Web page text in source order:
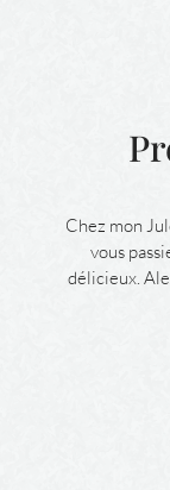
Chez mon
vous
délicieux.